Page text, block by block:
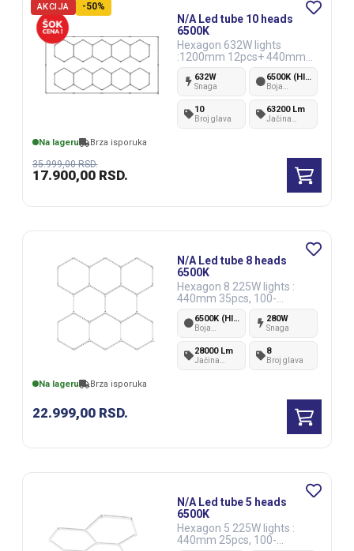
AKCIJA -50%
Na lageru Brza isporuka
35.999,00RSD.
17.900,00 RSD.
N/A Led tube 10 heads
6500K
Hexagon 632W lights
:1200mm 12pcs+ 440mm
632W
Snaga
6500K (Hladno bela)
Boja
10
Broj glava
63200 Lm
Jačina
Na lageru Brza isporuka
22.999,00 RSD.
N/A Led tube 8 heads
6500K
Hexagon 8 225W lights :
440mm 35pcs, 100-
PC
6500K (Hladno bela)
Boja
280W
Snaga
28000 Lm
Jačina
8
Broj glava
N/A Led tube 5 heads
6500K
Hexagon 5 225W lights :
440mm 25pcs, 100-